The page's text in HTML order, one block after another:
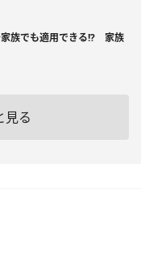
家族でも適用できる!? 家族
見る